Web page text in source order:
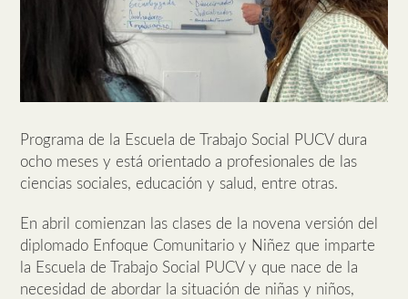
Programa de la Escuela de Trabajo Social PUCV dura
ocho meses y está orientado a profesionales de las
ciencias sociales, educación y salud, entre otras.
En abril comienzan las clases de la novena versión del
diplomado Enfoque Comunitario y Niñez que imparte
la Escuela de Trabajo Social PUCV y que nace de la
necesidad de abordar la situación de niñas y niños,